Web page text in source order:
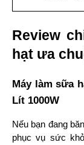
Review
hạt ưa
Máy làm sữa
Lít 1000W
Nếu bạn đang
phục vụ sức